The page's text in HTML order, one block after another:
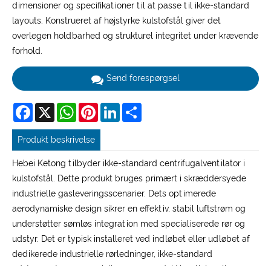
dimensioner og specifikationer til at passe til ikke-standard
layouts. Konstrueret af højstyrke kulstofstål giver det
overlegen holdbarhed og strukturel integritet under krævende
forhold.
Send forespørgsel
Facebook
X WhatsAppPinterestLinkedIn
Produkt beskrivelse
Hebei Ketong tilbyder ikke-standard centrifugalventilator i
kulstofstål. Dette produkt bruges primært i skræddersyede
industrielle gasleveringsscenarier. Dets optimerede
aerodynamiske design sikrer en effektiv, stabil luftstrøm og
understøtter sømløs integration med specialiserede rør og
udstyr. Det er typisk installeret ved indløbet eller udløbet af
dedikerede industrielle rørledninger, ikke-standard